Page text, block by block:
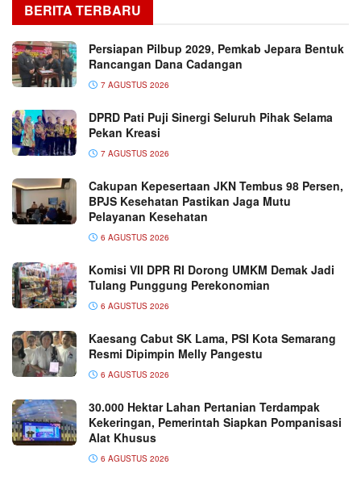
BERITA TERBARU
Persiapan Pilbup 2029, Pemkab Jepara Bentuk
Rancangan Dana Cadangan
7 AGUSTUS 2026
DPRD Pati Puji Sinergi Seluruh Pihak Selama
Pekan Kreasi
7 AGUSTUS 2026
Cakupan Kepesertaan JKN Tembus 98 Persen,
BPJS Kesehatan Pastikan Jaga Mutu
Pelayanan Kesehatan
6 AGUSTUS 2026
Komisi VII DPR RI Dorong UMKM Demak Jadi
Tulang Punggung Perekonomian
6 AGUSTUS 2026
Kaesang Cabut SK Lama, PSI Kota Semarang
Resmi Dipimpin Melly Pangestu
6 AGUSTUS 2026
30.000 Hektar Lahan Pertanian Terdampak
Kekeringan, Pemerintah Siapkan Pompanisasi
Alat Khusus
6 AGUSTUS 2026